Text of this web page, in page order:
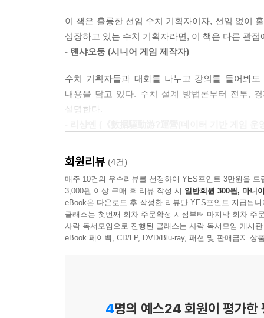
여 게임의 수익을 올리는 데서 면모를 드러낸다.
유저의 구매 의향은 크게 하락할 것이 틀림없다.
8만 원과 3천 원을 비교하면 당연히 3천 원일 때
--- p.216
이 책은 훌륭한 선임 수치 기획자이자, 선임 없이
성장하고 있는 수치 기획자라면, 이 책은 다른 관
- 톈샤오둥 (시니어 게임 제작자)
수치 기획자들과 대화를 나누고 강의를 들어봐
내용을 담고 있다. 수치 설계 방법론부터 전투,
설명한다.
회원리뷰 (4건)
매주 10건의 우수리뷰를 선정하여 YES포인트 3만원을 드
3,000원 이상 구매 후 리뷰 작성 시 일반회원 300원, 마니
eBook은 다운로드 후 작성한 리뷰만 YES포인트 지급됩니
클래스는 첫번째 회차 주문확정 시점부터 마지막 회차 주
사락 독서모임으로 진행된 클래스는 사락 독서모임 게시
eBook 페이백, CD/LP, DVD/Blu-ray, 패션 및 판매금지 상
4명의 예스24 회원이 평가한